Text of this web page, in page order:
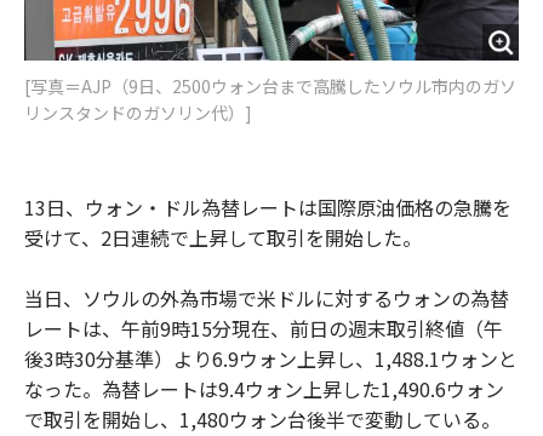
[写真＝AJP（9日、2500ウォン台まで高騰したソウル市内のガソ
リンスタンドのガソリン代）]
13日、ウォン・ドル為替レートは国際原油価格の急騰を
受けて、2日連続で上昇して取引を開始した。
当日、ソウルの外為市場で米ドルに対するウォンの為替
レートは、午前9時15分現在、前日の週末取引終値（午
後3時30分基準）より6.9ウォン上昇し、1,488.1ウォンと
なった。為替レートは9.4ウォン上昇した1,490.6ウォン
で取引を開始し、1,480ウォン台後半で変動している。